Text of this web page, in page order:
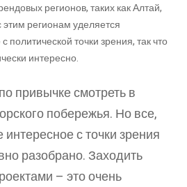
регионов, таких как Алтай,
регионам уделяется
точки зрения, так что
интересно.
привычке смотреть в
побережья. Но все,
с точки зрения
разобрано. Заходить
– это очень